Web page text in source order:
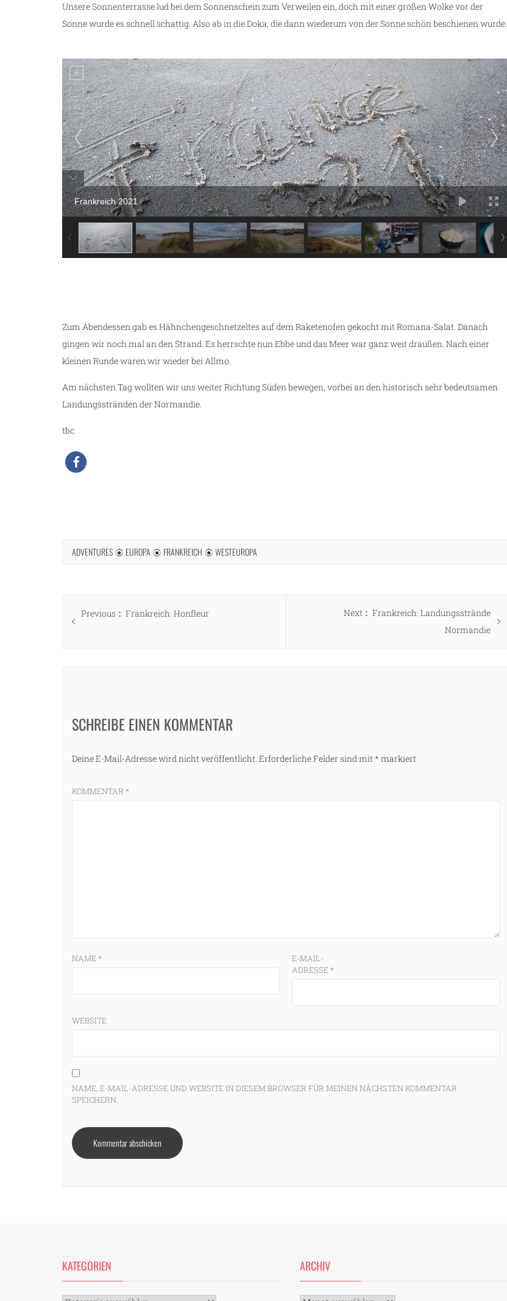
Unsere Sonnenterrasse lud bei dem Sonnenschein zum Verweilen ein, doch mit einer großen Wolke vor der
Sonne wurde es schnell schattig. Also ab in die Doka, die dann wiederum von der Sonne schön beschienen wurde.
Frankreich 2021
Zum Abendessen gab es Hähnchengeschnetzeltes auf dem Raketenofen gekocht mit Romana-Salat. Danach
gingen wir noch mal an den Strand. Es herrschte nun Ebbe und das Meer war ganz weit draußen. Nach einer
kleinen Runde waren wir wieder bei Allmo.
Am nächsten Tag wollten wir uns weiter Richtung Süden bewegen, vorbei an den historisch sehr bedeutsamen
Landungsstränden der Normandie.
tbc
ADVENTURES EUROPA FRANKREICH WESTEUROPA
Beitragsnavigation
Previous
Previous
Frankreich: Honfleur Next
Next
Frankreich: Landungsstrände
Normandie
SCHREIBE EINEN KOMMENTAR
Deine E-Mail-Adresse wird nicht veröffentlicht. Erforderliche Felder sind mit* markiert
KOMMENTAR *
NAME*
E-MAIL-
ADRESSE*
WEBSITE
NAME, E-MAIL-ADRESSE UND WEBSITE IN DIESEM BROWSER FÜR MEINEN NÄCHSTEN KOMMENTAR
SPEICHERN.
KATEGORIEN ARCHIV